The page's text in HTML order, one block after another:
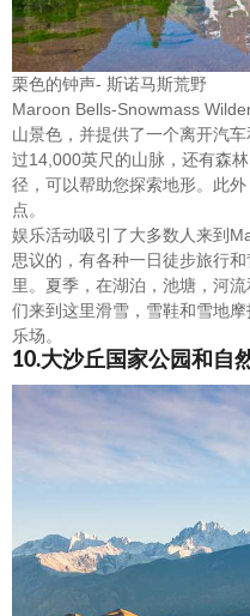
栗色的钟声- 斯诺马斯荒野
Maroon Bells-Snowmass
山景色，并提供了一个离开汽
过14,000英尺的山脉，还有森
径，可以帮助您探索地形。此
点。
娱乐活动吸引了大多数人来到
思议的，有各种一日徒步旅行
里。夏季，在湖泊，池塘，河
们来到这里滑雪，雪鞋和雪地
乐场。
10.大沙丘国家公园和自